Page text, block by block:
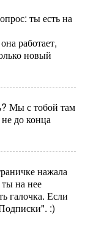
ты есть на
работает,
новый
Мы с тобой там
до конца
нажала
на нее
галочка. Если
:)